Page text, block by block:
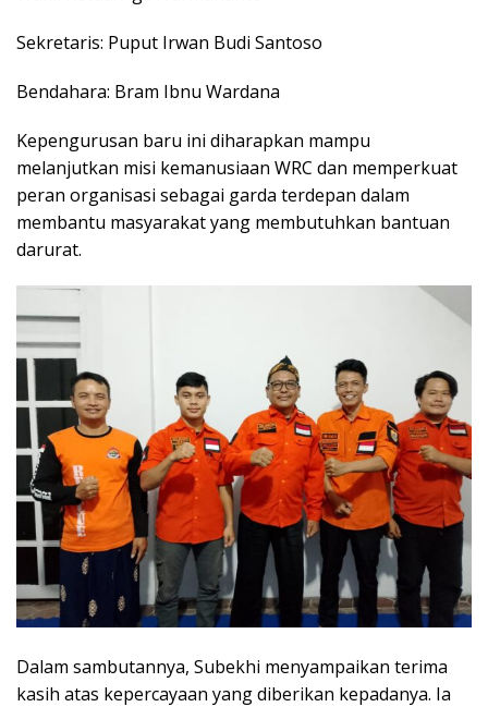
Sekretaris: Puput Irwan Budi Santoso
Bendahara: Bram Ibnu Wardana
Kepengurusan baru ini diharapkan mampu
melanjutkan misi kemanusiaan WRC dan memperkuat
peran organisasi sebagai garda terdepan dalam
membantu masyarakat yang membutuhkan bantuan
darurat.
Dalam sambutannya, Subekhi menyampaikan terima
kasih atas kepercayaan yang diberikan kepadanya. Ia